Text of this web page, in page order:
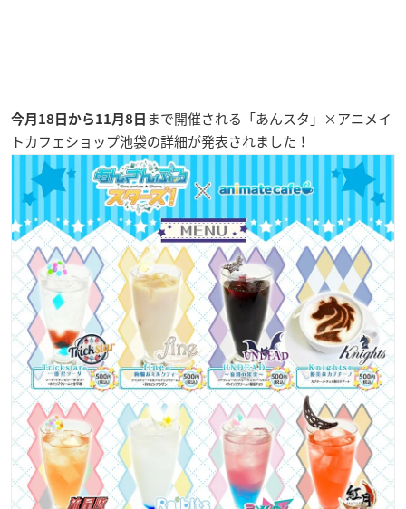
今月18日から11月8日 まで開催される「あんスタ」×アニメイ
トカフェショップ池袋の詳細が発表されました！